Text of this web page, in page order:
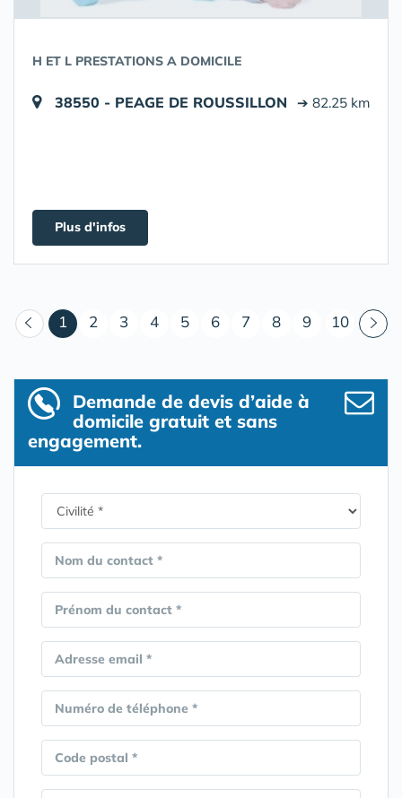
H ET L PRESTATIONS A DOMICILE
38550 - PEAGE DE ROUSSILLON ➔ 82.25 km
Plus d'infos
1 (courant)
2 3 4 5 6 7 8 9 10
Demande de devis d’aide à
domicile gratuit et sans
engagement.
Nom du contact *
Prénom du contact *
Adresse email *
Numéro de téléphone *
Code postal *